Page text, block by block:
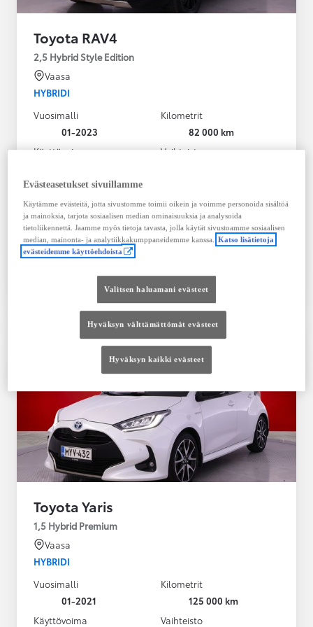
Toyota RAV4
2,5 Hybrid Style Edition
Vaasa
HYBRIDI
Vuosimalli
01-2023
Kilometrit
82 000 km
Käyttövoima
Vaihteisto
Näytä lisää
38 900,00 €
495,23 € / kk
Tutustu autoon
Vertaile
Toyota Yaris
1,5 Hybrid Premium
Vaasa
HYBRIDI
Vuosimalli
01-2021
Kilometrit
125 000 km
Käyttövoima
Vaihteisto
Evästeasetukset sivuillamme
Käytämme evästeitä, jotta sivustomme toimii oikein ja voimme personoida sisältöä
ja mainoksia, tarjota sosiaalisen median ominaisuuksia ja analysoida
tietoliikennettä. Jaamme myös tietoja tavasta, jolla käytät sivustoamme sosiaalisen
median, mainonta- ja analytiikkakumppaneidemme kanssa. Katso lisätietoja
evästeidemme käyttöehdoista
Valitsen haluamani evästeet
Hyväksyn välttämättömät evästeet
Hyväksyn kaikki evästeet